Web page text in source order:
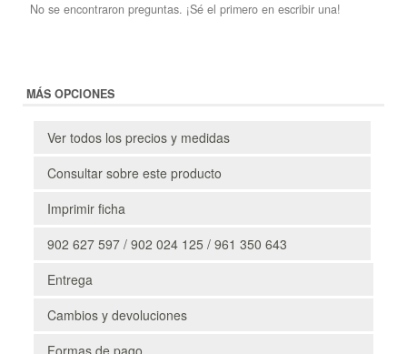
No se encontraron preguntas. ¡Sé el primero en escribir una!
MÁS OPCIONES
Ver todos los precios y medidas
Consultar sobre este producto
Imprimir ficha
902 627 597 / 902 024 125 / 961 350 643
Entrega
Cambios y devoluciones